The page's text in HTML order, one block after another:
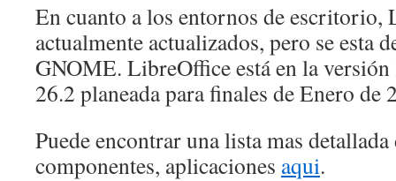
En cuanto a los entornos de
actualmente actualizados, pero se esta
GNOME. LibreOffice está en la
26.2 planeada para finales de Enero de
Puede encontrar una lista mas
componentes, aplicaciones aqui.